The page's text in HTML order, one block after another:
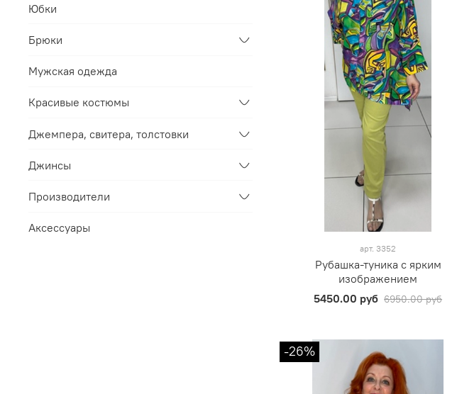
арт. 3352
Рубашка-туника с ярким
изображением
5450.00 руб 6950.00 руб
-26%
Юбки
Брюки
Мужская одежда
Красивые костюмы
Джемпера, свитера, толстовки
Джинсы
Производители
Аксессуары